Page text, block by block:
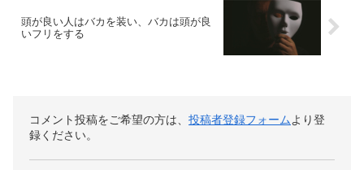
頭が良い人はバカを装い、バカは頭が良
いフリをする
コメント投稿をご希望の方は、 投稿者登録フォーム より登
録ください。